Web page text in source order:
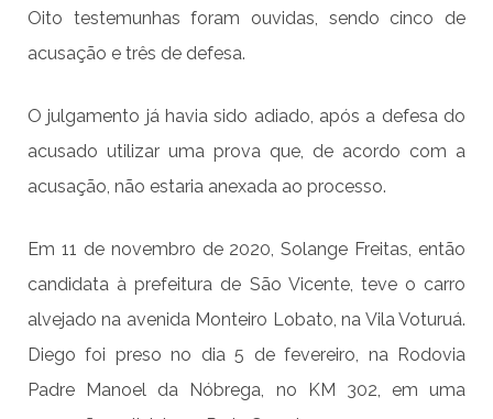
Oito testemunhas foram ouvidas, sendo cinco de
acusação e três de defesa.
O julgamento já havia sido adiado, após a defesa do
acusado utilizar uma prova que, de acordo com a
acusação, não estaria anexada ao processo.
Em 11 de novembro de 2020, Solange Freitas, então
candidata à prefeitura de São Vicente, teve o carro
alvejado na avenida Monteiro Lobato, na Vila Voturuá.
Diego foi preso no dia 5 de fevereiro, na Rodovia
Padre Manoel da Nóbrega, no KM 302, em uma